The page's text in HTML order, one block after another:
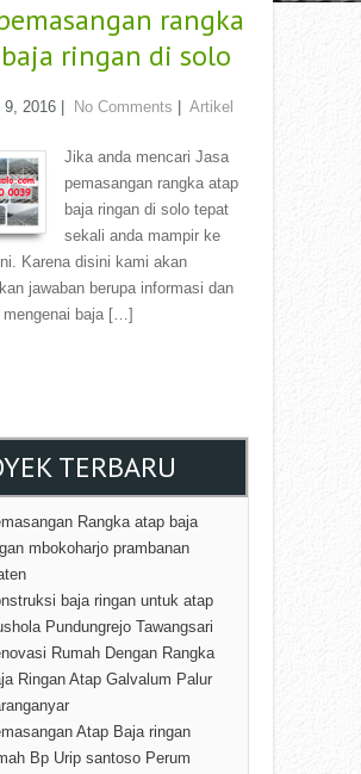
rangka
ringan di solo
9, 2016 No Comments Artikel
Jika anda mencari Jasa
pemasangan rangka atap
baja ringan di solo tepat
sekali anda mampir ke
Karena disini kami akan
jawaban berupa informasi dan
mengenai baja […]
TERBARU
Rangka atap baja
mbokoharjo prambanan
baja ringan untuk atap
Pundungrejo Tawangsari
Rumah Dengan Rangka
Ringan Atap Galvalum Palur
Atap Baja ringan
Bp Urip santoso Perum